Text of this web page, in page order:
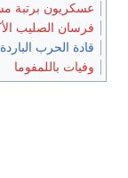
عسكريون برتبة
فرسان الصليب
قادة الحرب الباردة
وفيات باللمفوما